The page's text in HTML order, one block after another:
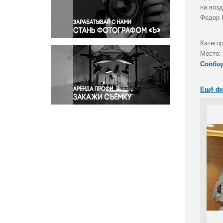
Правосудие
Происшествия и конфликты
Религия
Светская жизнь
Спорт
Экология
Экономика и бизнес
на
Федор
Место:
Ещё